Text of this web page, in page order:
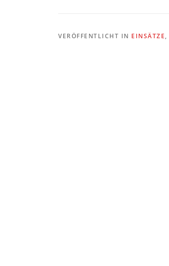
VERÖFFENTLICHT IN EINSÄTZE,